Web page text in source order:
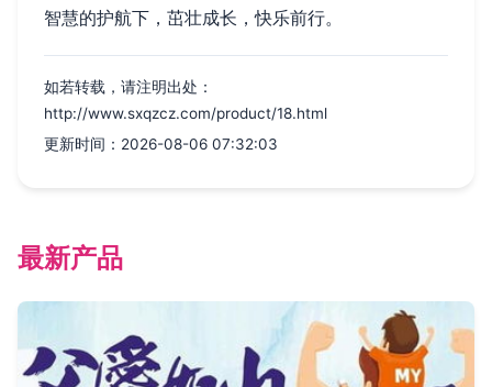
智慧的护航下，茁壮成长，快乐前行。
如若转载，请注明出处：
http://www.sxqzcz.com/product/18.html
更新时间：2026-08-06 07:32:03
最新产品